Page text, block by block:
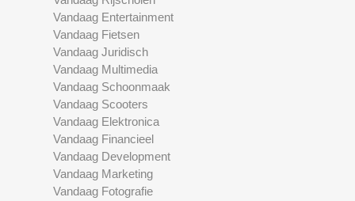
Vandaag Entertainment
Vandaag Fietsen
Vandaag Juridisch
Vandaag Multimedia
Vandaag Schoonmaak
Vandaag Scooters
Vandaag Elektronica
Vandaag Financieel
Vandaag Development
Vandaag Marketing
Vandaag Fotografie